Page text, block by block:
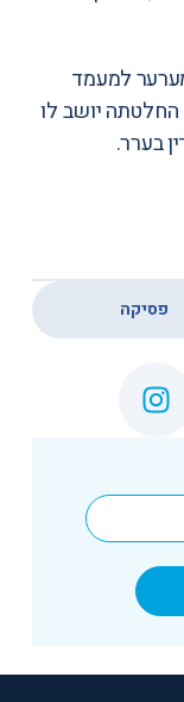
למעמד
החלטתה יושב לו
בערר.
פסיקה